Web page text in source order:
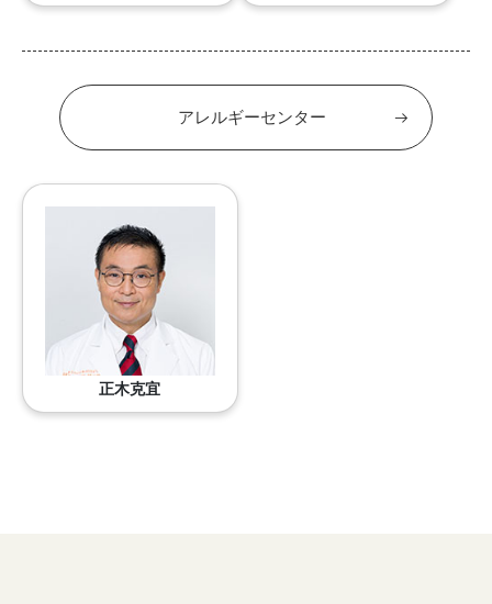
アレルギーセンター
正木克宜